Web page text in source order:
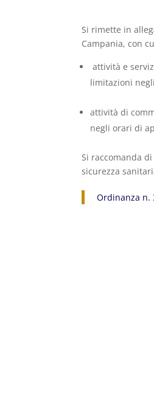
Si rimette in
Campania, con
attività e
limitazioni
attività di
negli orari di
Si raccomanda
sicurezza
Ordinanza n.